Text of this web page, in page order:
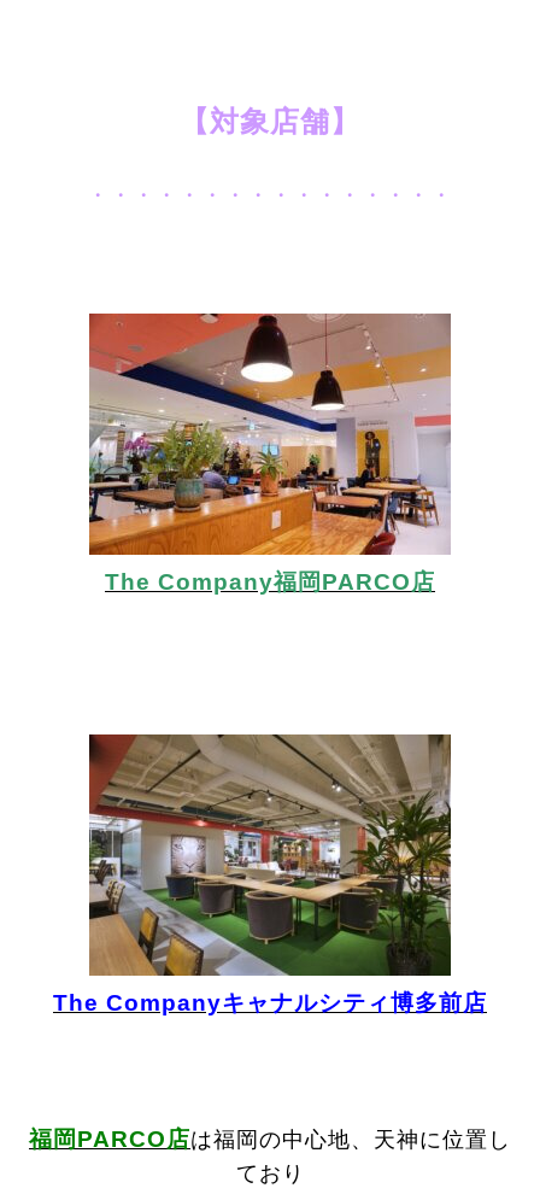
【対象店舗】
・・・・・・・・・・・・・・・・
The Company福岡PARCO店
The Companyキャナルシティ博多前店
福岡PARCO店は福岡の中心地、天神に位置し
ており